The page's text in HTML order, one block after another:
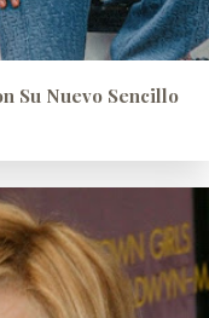
Su Nuevo Sencillo